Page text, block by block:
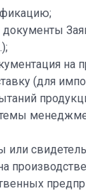
на
(для
или